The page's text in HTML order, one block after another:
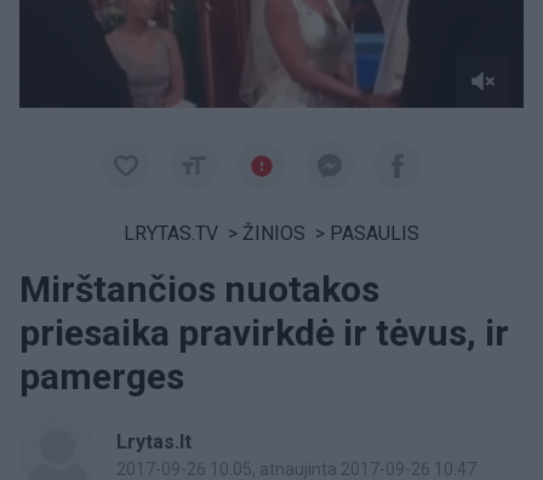
LRYTAS.TV > ŽINIOS > PASAULIS
Mirštančios nuotakos
priesaika pravirkdė ir tėvus, ir
pamerges
Lrytas.lt
2017-09-26 10:05, atnaujinta 2017-09-26 10:47